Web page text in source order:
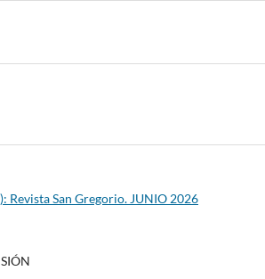
Revista San Gregorio. JUNIO 2026